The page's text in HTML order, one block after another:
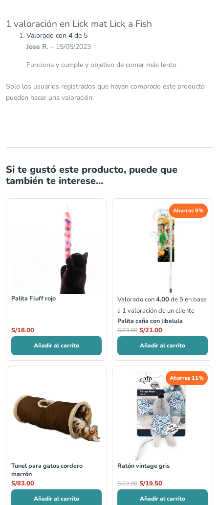
1 valoración en Lick mat Lick a Fish
Valorado con 4 de 5
Jose R. – 15/05/2023
Funciona y cumple y objetivo de comer más lento
Solo los usuarios registrados que hayan comprado este producto
pueden hacer una valoración.
Si te gustó este producto, puede que
también te interese...
Palita Fluff rojo
S/18.00
Añadir al carrito
Ahorras 9%
Valorado con4.00de 5 en base
a 1 valoración de un cliente
Palita caña con libelula
S/23.00
precio
original
S/23.00.
S/21.00
precio
actual
es:
S/21.00.
Añadir al carrito
Tunel para gatos cordero
marrón
S/83.00
Añadir al carrito
Ahorras 11%
Ratón vintage gris
S/22.00
precio
original
era:
S/22.00.
S/19.50
El
precio
actual
es:
S/19.50.
Añadir al carrito